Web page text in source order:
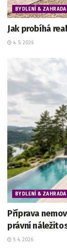
BYDLENÍ & ZAHRADA
Jak probíhá
4. 5. 2026
BYDLENÍ & ZAHRADA
Příprava
právní
9. 4. 2026